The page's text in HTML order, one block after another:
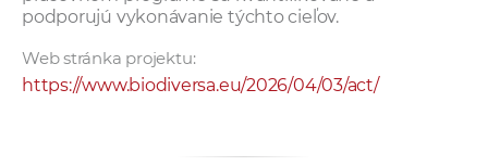
podporujú vykonávanie týchto cieľov.
Web stránka projektu:
https://www.biodiversa.eu/2026/04/03/act/